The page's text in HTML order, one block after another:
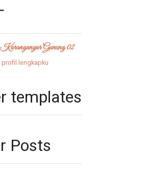
Gunung 02
profil lengkapku
templates
Posts